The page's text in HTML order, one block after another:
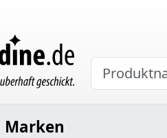
Marken